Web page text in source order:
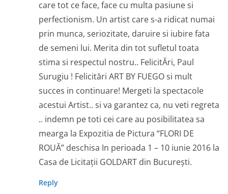
care tot ce face, face cu multa pasiune si
perfectionism. Un artist care s-a ridicat numai
prin munca, seriozitate, daruire si iubire fata
de semeni lui. Merita din tot sufletul toata
stima si respectul nostru.. FelicitĂri, Paul
Surugiu ! Felicitări ART BY FUEGO si mult
succes in continuare! Mergeti la spectacole
acestui Artist.. si va garantez ca, nu veti regreta
.. indemn pe toti cei care au posibilitatea sa
mearga la Expozitia de Pictura “FLORI DE
ROUĂ” deschisa In perioada 1 – 10 iunie 2016 la
Casa de Licitații GOLDART din București.
Reply